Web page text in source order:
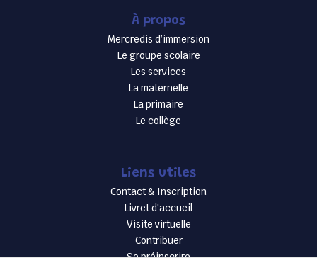
À propos
Mercredis d’immersion
Le groupe scolaire
Les services
La maternelle
La primaire
Le collège
Liens utiles
Contact & Inscription
Livret d'accueil
Visite virtuelle
Contribuer
Se préinscrire